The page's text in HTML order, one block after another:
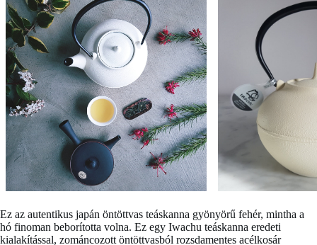
Ez az autentikus japán öntöttvas teáskanna gyönyörű fehér, mintha a
hó finoman beborította volna. Ez egy Iwachu teáskanna eredeti
kialakítással, zománcozott öntöttvasból rozsdamentes acélkosár